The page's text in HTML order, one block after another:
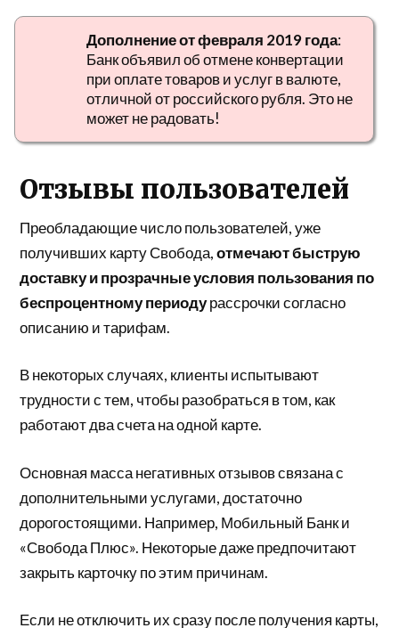
Дополнение от февраля 2019 года:
Банк объявил об отмене конвертации
при оплате товаров и услуг в валюте,
отличной от российского рубля. Это не
может не радовать!
Отзывы пользователей
Преобладающие число пользователей, уже
получивших карту Свобода,отмечают быструю
доставку и прозрачные условия пользования по
беспроцентному периодурассрочки согласно
описанию и тарифам.
В некоторых случаях, клиенты испытывают
трудности с тем, чтобы разобраться в том, как
работают два счета на одной карте.
Основная масса негативных отзывов связана с
дополнительными услугами, достаточно
дорогостоящими. Например, Мобильный Банк и
«Свобода Плюс». Некоторые даже предпочитают
закрыть карточку по этим причинам.
Если не отключить их сразу после получения карты,